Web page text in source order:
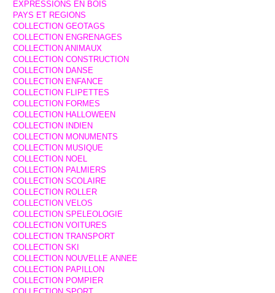
EXPRESSIONS EN BOIS
PAYS ET REGIONS
COLLECTION GEOTAGS
COLLECTION ENGRENAGES
COLLECTION ANIMAUX
COLLECTION CONSTRUCTION
COLLECTION DANSE
COLLECTION ENFANCE
COLLECTION FLIPETTES
COLLECTION FORMES
COLLECTION HALLOWEEN
COLLECTION INDIEN
COLLECTION MONUMENTS
COLLECTION MUSIQUE
COLLECTION NOEL
COLLECTION PALMIERS
COLLECTION SCOLAIRE
COLLECTION ROLLER
COLLECTION VELOS
COLLECTION SPELEOLOGIE
COLLECTION VOITURES
COLLECTION TRANSPORT
COLLECTION SKI
COLLECTION NOUVELLE ANNEE
COLLECTION PAPILLON
COLLECTION POMPIER